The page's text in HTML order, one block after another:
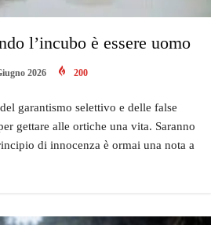
l’incubo è essere uomo
2026 200
garantismo selettivo e delle false
gettare alle ortiche una vita. Saranno
di innocenza è ormai una nota a